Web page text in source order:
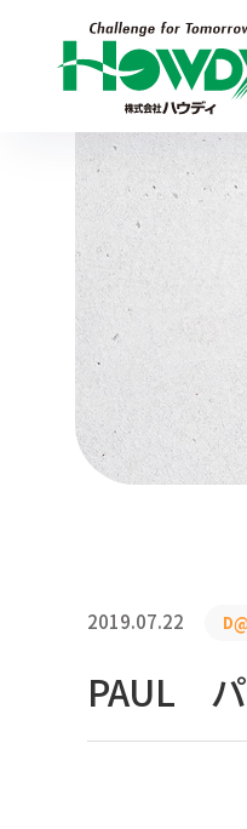
2019.07.22
PAUL パ